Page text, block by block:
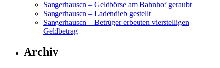
Sangerhausen – Geldbörse am Bahnhof geraubt
Sangerhausen – Ladendieb gestellt
Sangerhausen – Betrüger erbeuten vierstelligen
Geldbetrag
Archiv